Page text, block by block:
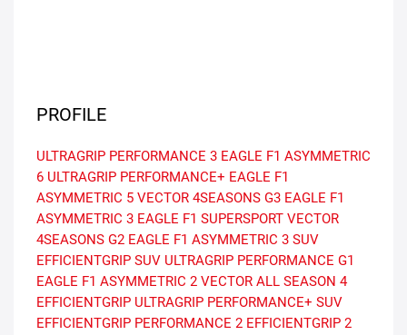
PROFILE
ULTRAGRIP PERFORMANCE 3 EAGLE F1 ASYMMETRIC
6 ULTRAGRIP PERFORMANCE+ EAGLE F1
ASYMMETRIC 5 VECTOR 4SEASONS G3 EAGLE F1
ASYMMETRIC 3 EAGLE F1 SUPERSPORT VECTOR
4SEASONS G2 EAGLE F1 ASYMMETRIC 3 SUV
EFFICIENTGRIP SUV ULTRAGRIP PERFORMANCE G1
EAGLE F1 ASYMMETRIC 2 VECTOR ALL SEASON 4
EFFICIENTGRIP ULTRAGRIP PERFORMANCE+ SUV
EFFICIENTGRIP PERFORMANCE 2 EFFICIENTGRIP 2